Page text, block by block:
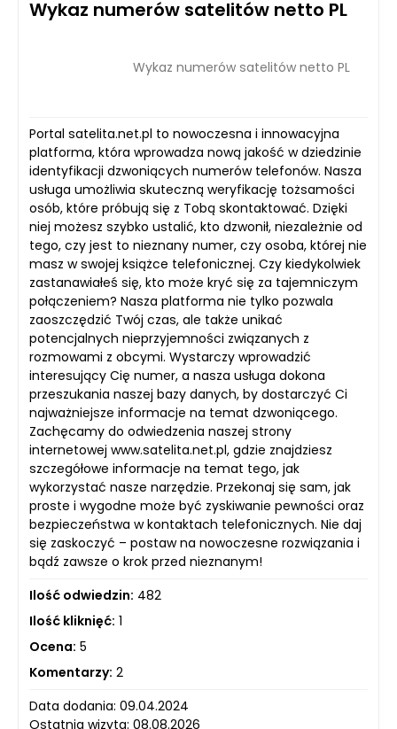
Wykaz numerów satelitów netto PL
Wykaz numerów satelitów netto PL
Portal satelita.net.pl to nowoczesna i innowacyjna
platforma, która wprowadza nową jakość w dziedzinie
identyfikacji dzwoniących numerów telefonów. Nasza
usługa umożliwia skuteczną weryfikację tożsamości
osób, które próbują się z Tobą skontaktować. Dzięki
niej możesz szybko ustalić, kto dzwonił, niezależnie od
tego, czy jest to nieznany numer, czy osoba, której nie
masz w swojej książce telefonicznej. Czy kiedykolwiek
zastanawiałeś się, kto może kryć się za tajemniczym
połączeniem? Nasza platforma nie tylko pozwala
zaoszczędzić Twój czas, ale także unikać
potencjalnych nieprzyjemności związanych z
rozmowami z obcymi. Wystarczy wprowadzić
interesujący Cię numer, a nasza usługa dokona
przeszukania naszej bazy danych, by dostarczyć Ci
najważniejsze informacje na temat dzwoniącego.
Zachęcamy do odwiedzenia naszej strony
internetowej www.satelita.net.pl, gdzie znajdziesz
szczegółowe informacje na temat tego, jak
wykorzystać nasze narzędzie. Przekonaj się sam, jak
proste i wygodne może być zyskiwanie pewności oraz
bezpieczeństwa w kontaktach telefonicznych. Nie daj
się zaskoczyć – postaw na nowoczesne rozwiązania i
bądź zawsze o krok przed nieznanym!
Ilość odwiedzin: 482
Ilość kliknięć: 1
Ocena: 5
Komentarzy: 2
Data dodania: 09.04.2024
Ostatnia wizyta: 08.08.2026